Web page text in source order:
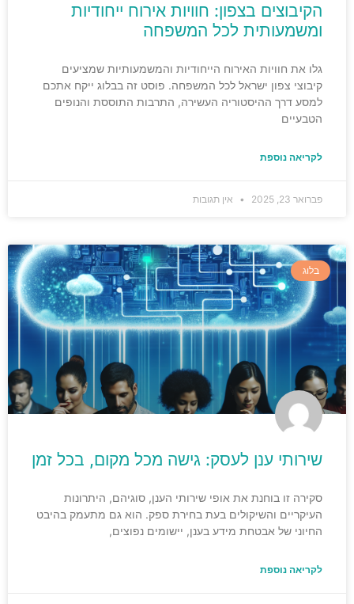
הקיבוצים בצפון: חוויות אירוח ייחודיות
ומשמעותית לכל המשפחה
גלו את חוויות האירוח הייחודיות והמשמעותיות שמציעים
קיבוצי צפון ישראל לכל המשפחה. פוסט זה בבלוג ייקח אתכם
למסע דרך ההיסטוריה העשירה, התרבות התוססת והנופים
הטבעיים
לקריאה נוספת
פברואר 23, 2025 אין תגובות
בלוג
שירותי ענן לעסק: גישה מכל מקום, בכל זמן
סקירה זו בוחנת את אופי שירותי הענן, סוגיהם, היתרונות
העיקריים והשיקולים בעת בחירת ספק. הוא גם מתעמק בהיבט
החיוני של אבטחת מידע בענן, יישומים נפוצים,
לקריאה נוספת